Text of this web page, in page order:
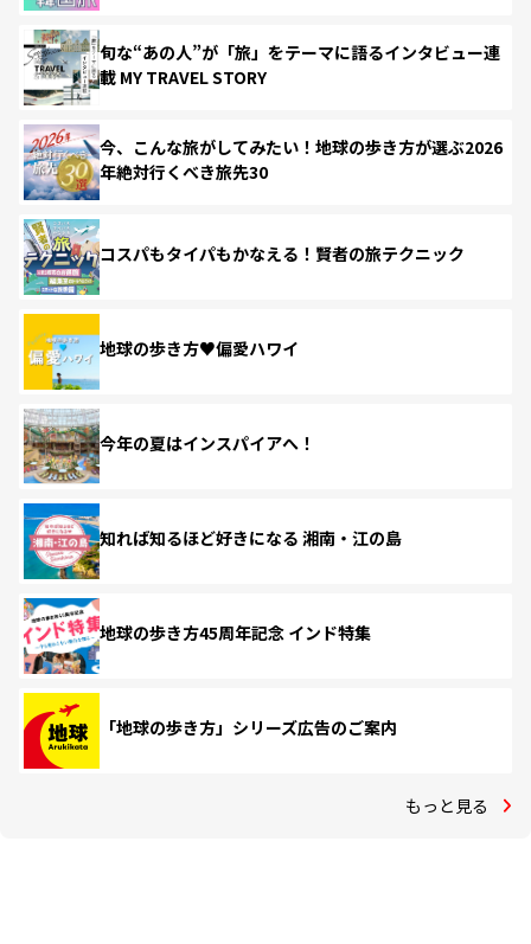
旬な“あの人”が「旅」をテーマに語るインタビュー連
載 MY TRAVEL STORY
今、こんな旅がしてみたい！地球の歩き方が選ぶ2026
年絶対行くべき旅先30
コスパもタイパもかなえる！賢者の旅テクニック
地球の歩き方♥偏愛ハワイ
今年の夏はインスパイアへ！
知れば知るほど好きになる 湘南・江の島
地球の歩き方45周年記念 インド特集
「地球の歩き方」シリーズ広告のご案内
もっと見る